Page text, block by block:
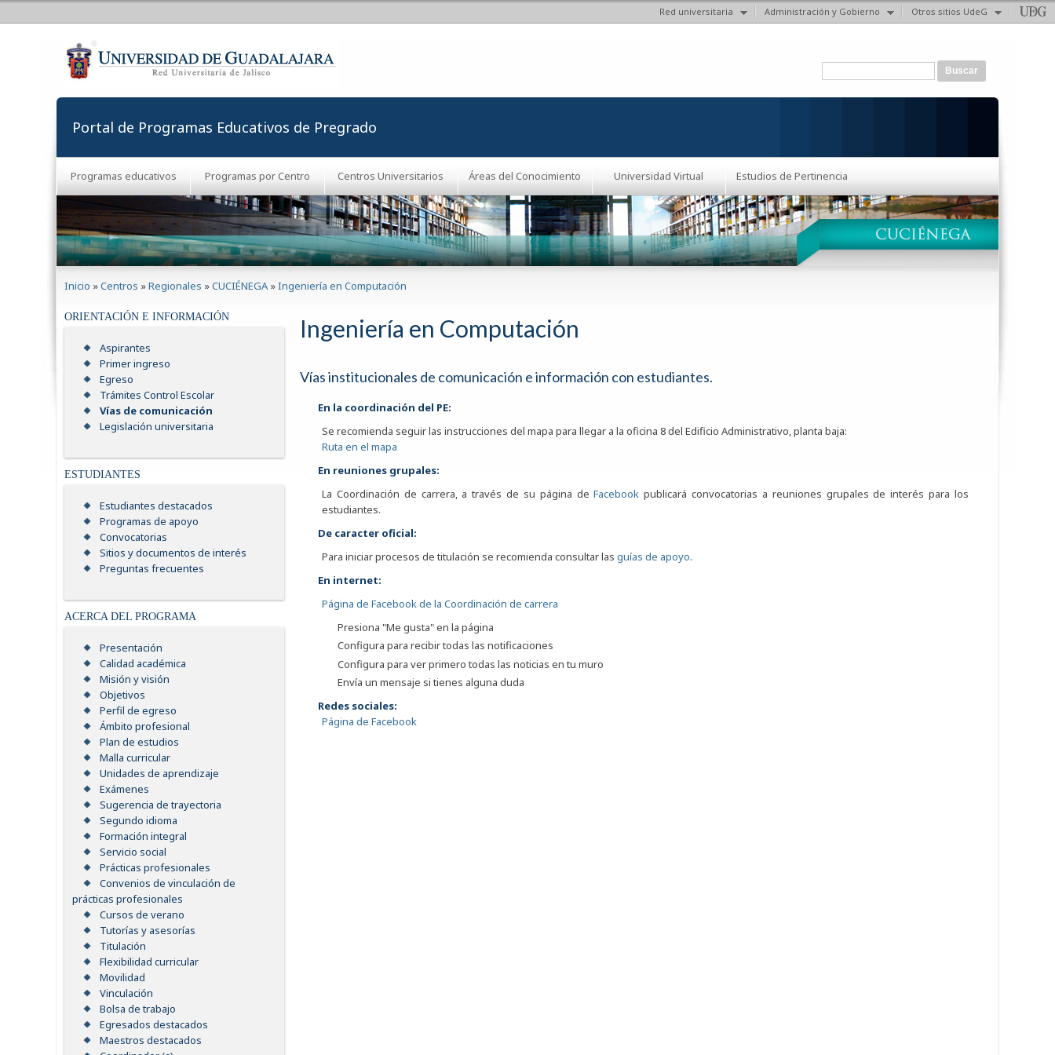
Red universitaria Administración y Gobierno Otros sitios UdeG
Formulario de búsqueda
Portal de Programas Educativos de Pregrado
Programas educativos Programas por Centro Centros Universitarios Áreas del Conocimiento Universidad Virtual Estudios de Pertinencia
Inicio »Centros »Regionales »CUCIÉNEGA »Ingeniería en Computación
ORIENTACIÓN E INFORMACIÓN
Aspirantes
Primer ingreso
Egreso
Trámites Control Escolar
Vías de comunicación
Legislación universitaria
ESTUDIANTES
Estudiantes destacados
Programas de apoyo
Convocatorias
Sitios y documentos de interés
Preguntas frecuentes
ACERCA DEL PROGRAMA
Presentación
Calidad académica
Misión y visión
Objetivos
Perfil de egreso
Ámbito profesional
Plan de estudios
Malla curricular
Unidades de aprendizaje
Exámenes
Sugerencia de trayectoria
Segundo idioma
Formación integral
Servicio social
Prácticas profesionales
Convenios de vinculación de
prácticas profesionales
Cursos de verano
Tutorías y asesorías
Titulación
Flexibilidad curricular
Movilidad
Vinculación
Bolsa de trabajo
Egresados destacados
Maestros destacados
Ingeniería en Computación
Vías institucionales de comunicación e información con estudiantes.
En la coordinación del PE:
Se recomienda seguir las instrucciones del mapa para llegar a la oficina 8 del Edificio Administrativo, planta baja:
Ruta en el mapa
En reuniones grupales:
La Coordinación de carrera, a través de su página deFacebook publicará convocatorias a reuniones grupales de interés para los
estudiantes.
De caracter oficial:
Para iniciar procesos de titulación se recomienda consultar las guías de apoyo.
En internet:
Página de Facebook de la Coordinación de carrera
Presiona "Me gusta" en la página
Configura para recibir todas las notificaciones
Configura para ver primero todas las noticias en tu muro
Envía un mensaje si tienes alguna duda
Redes sociales:
Página de Facebook